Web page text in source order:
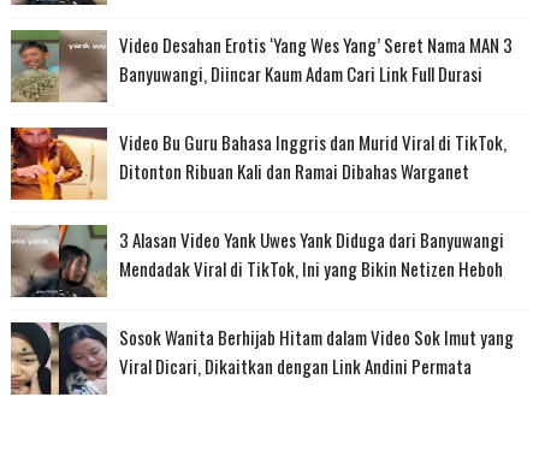
Video Desahan Erotis ‘Yang Wes Yang’ Seret Nama MAN 3
Banyuwangi, Diincar Kaum Adam Cari Link Full Durasi
Video Bu Guru Bahasa Inggris dan Murid Viral di TikTok,
Ditonton Ribuan Kali dan Ramai Dibahas Warganet
3 Alasan Video Yank Uwes Yank Diduga dari Banyuwangi
Mendadak Viral di TikTok, Ini yang Bikin Netizen Heboh
Sosok Wanita Berhijab Hitam dalam Video Sok Imut yang
Viral Dicari, Dikaitkan dengan Link Andini Permata